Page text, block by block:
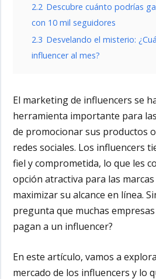
2.2 Descubre cuánto podrías
con 10 mil seguidores
2.3 Desvelando el misterio:
influencer al mes?
El marketing de influencers se
herramienta importante para
de promocionar sus productos
redes sociales. Los influencers
fiel y comprometida, lo que les
opción atractiva para las
maximizar su alcance en línea.
pregunta que muchas empresas
pagan a un influencer?
En este artículo, vamos a
mercado de los influencers y lo